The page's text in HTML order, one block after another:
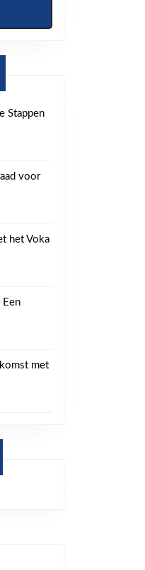
Stappen
voor
het Voka
Een
met